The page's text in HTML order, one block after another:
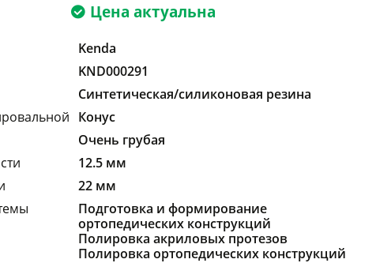
Цена актуальна
Kenda
KND000291
Синтетическая/силиконовая резина
Конус
Очень грубая
12.5 мм
22 мм
Подготовка и формирование
ортопедических конструкций
Полировка акриловых протезов
Полировка ортопедических конструкций